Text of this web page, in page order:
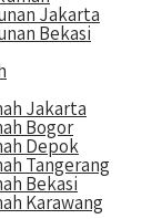
Jakarta
Bekasi
Jakarta
Bogor
Depok
Tangerang
Bekasi
Karawang